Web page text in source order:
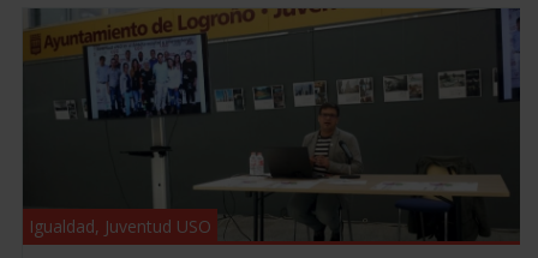
Igualdad, Juventud USO